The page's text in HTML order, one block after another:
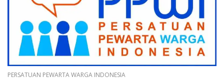
PERSATUAN PEWARTA WARGA INDONESIA